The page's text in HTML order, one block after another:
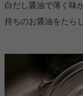
白だし醤油で薄く味
持ちのお醤油をたら